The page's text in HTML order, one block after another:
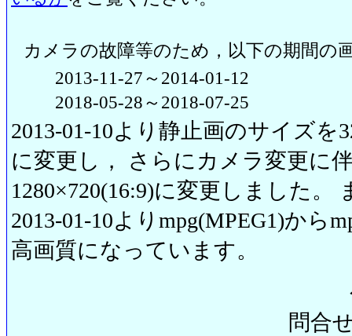
カメラの故障等のため，以下の期間の
2013-11-27～2014-01-12
2018-05-28～2018-07-25
2013-01-10より静止画のサイズを
に変更し， さらにカメラ変更に
1280×720(16:9)に変更しました。
2013-01-10よりmpg(MPEG1)から
高画質になっています。
問合